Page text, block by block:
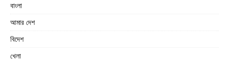
বাংলা
আমার দেশ
বিদেশ
খেলা